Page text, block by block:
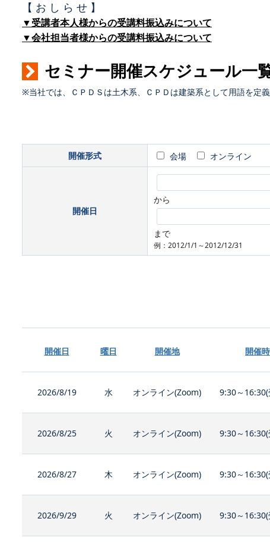
【 お し ら せ 】
▼受講者本人様からの受講料振込みについて
▼会社担当者様からの受講料振込みについて
セミナー開催スケジュール一
※当社では、ＣＰＤＳは土木系、ＣＰＤは建築系として用語を定義
開催形式 会場 オンライン
開催日
から
まで
例：2012/1/1～2012/12/31
開催日 曜日 開催地 開催
2026/8/19 水 オンライン(Zoom) 9:30～
2026/8/25 火 オンライン(Zoom) 9:30～
2026/8/27 木 オンライン(Zoom) 9:30～
2026/9/29 火 オンライン(Zoom) 9:30～